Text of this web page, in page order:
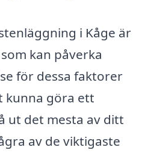
i Kåge är
kan påverka
för dessa faktorer
kunna göra ett
ut det mesta av ditt
av de viktigaste